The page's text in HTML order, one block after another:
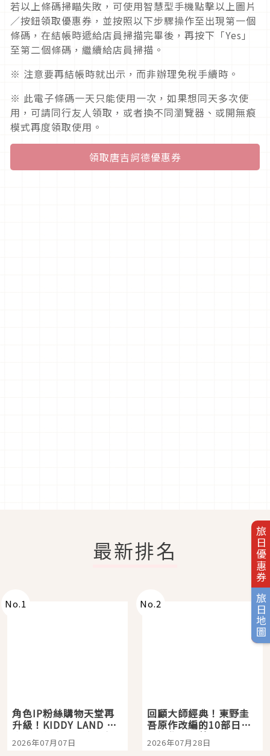
旅日優惠券
旅日地圖
若以上條碼掃瞄失敗，可使用智慧型手機點擊以上圖片
／按鈕領取優惠券，並按照以下步驟操作至出現第一個
條碼，在結帳時遞給店員掃描完畢後，再按下「Yes」
至第二個條碼，繼續給店員掃描。
※ 注意要再結帳時就出示，而非辦理免稅手續時。
※ 此電子條碼一天只能使用一次，如果想同天多次使
用，可請同行友人領取，或者換不同瀏覽器、或開無痕
模式再度領取使用。
領取唐吉訶德優惠券
最新排名
No.1
角色IP粉絲購物天堂再
升級！KIDDY LAND 原
宿店吉伊卡哇迎客，新
開幕 OMOKADO 店3分
2026年07月07日
No.2
回顧大師經典！東野圭
吾原作改編的10部日本
影視作品推薦
2026年07月28日